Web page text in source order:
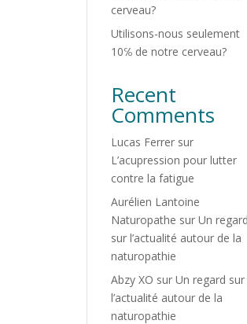
cerveau?
Utilisons-nous seulement
10℅ de notre cerveau?
Recent
Comments
Lucas Ferrer sur
L’acupression pour lutter
contre la fatigue
Aurélien Lantoine
Naturopathe surUn regard
sur l’actualité autour de la
naturopathie
Abzy XO surUn regard sur
l’actualité autour de la
naturopathie